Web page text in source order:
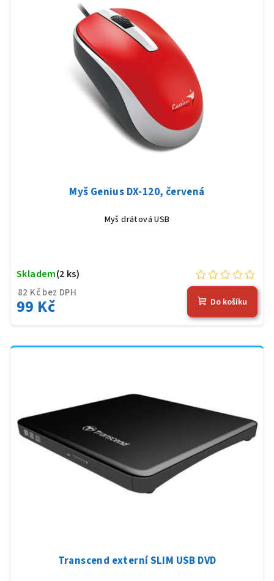
Myš Genius DX-120, červená
Myš drátová USB
82 Kč bez DPH
99 Kč
Skladem(2 ks)
Do košíku
Transcend externí SLIM USB DVD